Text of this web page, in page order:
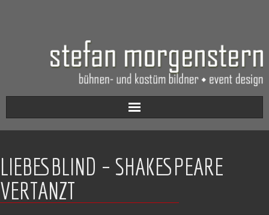
Aktuell
Werkverzeichnis
Biografie
LIEBESBLIND – SHAKESPEARE
VERTANZT